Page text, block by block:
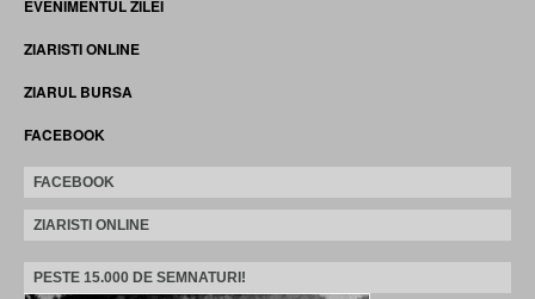
EVENIMENTUL ZILEI
ZIARISTI ONLINE
ZIARUL BURSA
FACEBOOK
FACEBOOK
ZIARISTI ONLINE
PESTE 15.000 DE SEMNATURI!